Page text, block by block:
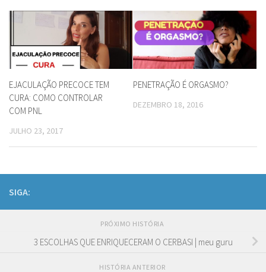
EJACULAÇÃO PRECOCE TEM
CURA: COMO CONTROLAR
COM PNL
JULHO 23, 2017
PENETRAÇÃO É ORGASMO?
DEZEMBRO 18, 2016
SIGA:
PRÓXIMO HISTÓRIA
3 ESCOLHAS QUE ENRIQUECERAM O CERBASI | meu guru
HISTÓRIA ANTERIOR